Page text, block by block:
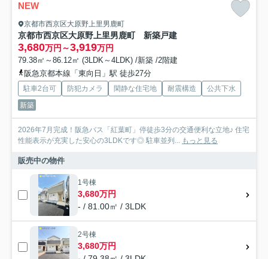
NEW
京都市西京区大原野上里男鹿町
京都市西京区大原野上里男鹿町 新築戸建
3,680万円～3,919万円
79.38㎡～86.12㎡ (3LDK～4LDK) /新築 /2階建
阪急京都本線「東向日」駅 徒歩27分
駐車2台可 防犯カメラ 閑静な住宅地 耐震構造
公共下水
新築
2026年7月完成！阪急バス「紅葉町」停徒歩3分の交通便利な立地♪ 住宅
性能表示が充実した安心の3LDKです◎ 駐車並列... もっと見る
販売中の物件
1号棟
3,680万円
- / 81.00㎡ / 3LDK
2号棟
3,680万円